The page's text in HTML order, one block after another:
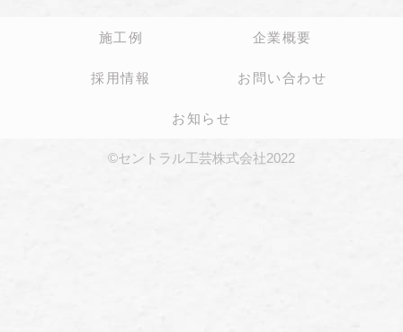
施工例 企業概要
採用情報 お問い合わせ
お知らせ
©セントラル工芸株式会社2022